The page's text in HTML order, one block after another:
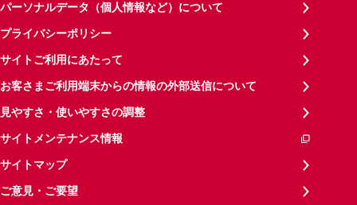
パーソナルデータ（個人情報など）について
プライバシーポリシー
サイトご利用にあたって
お客さまご利用端末からの情報の外部送信について
見やすさ・使いやすさの調整
サイトメンテナンス情報
サイトマップ
ご意見・ご要望